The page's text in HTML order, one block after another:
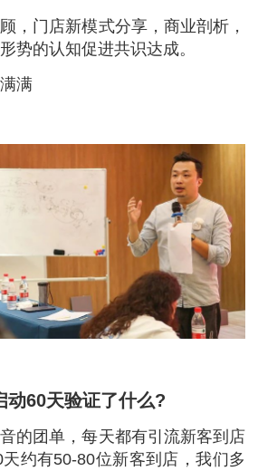
，门店新模式分享， 商业剖析，
势的认知促进共识达成。
满
动60天验证了什么?
的团单，每天都有引流新客到店
约有50-80位新客到店，我们多